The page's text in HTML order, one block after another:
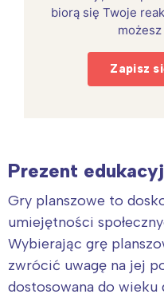
biorą się Twoje
Zapisz
Prezent
Gry planszowe to
umiejętności
Wybierając grę
zwrócić uwagę na jej
dostosowana do wieku